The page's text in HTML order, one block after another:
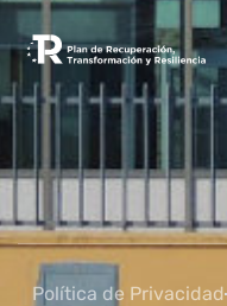
Política de Privacidad